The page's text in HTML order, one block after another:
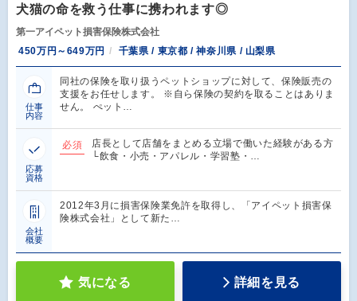
犬猫の命を救う仕事に携われます◎
第一アイペット損害保険株式会社
450万円～649万円
千葉県 / 東京都 / 神奈川県 / 山梨県
仕事
内容
同社の保険を取り扱うペットショップに対して、保険販売の
支援をお任せします。 ※自ら保険の契約を取ることはありま
せん。 ぺット…
応募
資格
必須
店長として店舗をまとめる立場で働いた経験がある方
└飲食・小売・アパレル・学習塾・…
会社
概要
2012年3月に損害保険業免許を取得し、「アイペット損害保
険株式会社」として新た…
気になる 詳細を見る